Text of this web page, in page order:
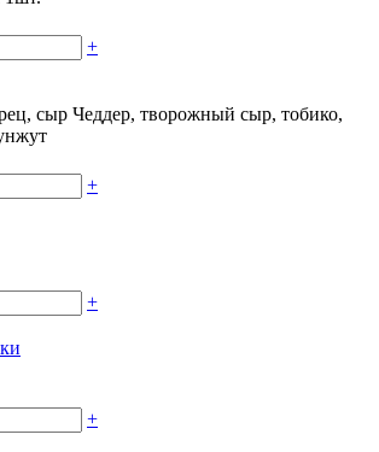
+
сыр Чеддер, творожный сыр, тобико,
+
+
+